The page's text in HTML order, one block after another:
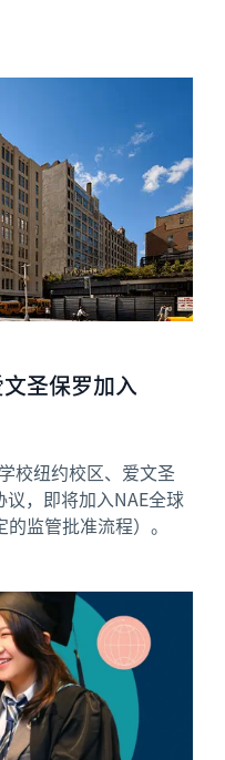
圣保罗加入
校纽约校区、爱文圣
，即将加入NAE全球
监管批准流程）。